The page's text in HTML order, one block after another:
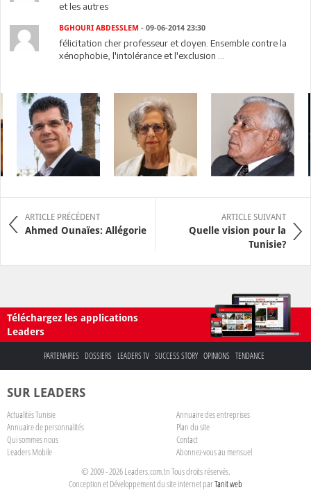
et les autres
BGHOURI ABDESSLEM - 09-06-2014 23:30
félicitation cher professeur et doyen. Ensemble contre la
xénophobie, l'intolérance et l'exclusion ...
ARTICLE PRÉCÉDENT
Ahmed Ounaïes: Allégorie
ARTICLE SUIVANT
Quelle vision pour la
Tunisie?
Téléchargez les applications
Leaders
PARTENAIRES DOSSIERS LEADERS TV SUCCESS STORY OPINIONS TENDANCE
SUR LEADERS
Actualités Tunisie
Annuaire des entreprises
Annuaire de personnalités
Plan du site
Qui sommes nous
Contact
Leaders Mobile
Abonnez-vous au mensuel
© 2009 - 2026 Leaders.com.tn Tous droits réservés.
Conception et Développement du site internet parTanit web